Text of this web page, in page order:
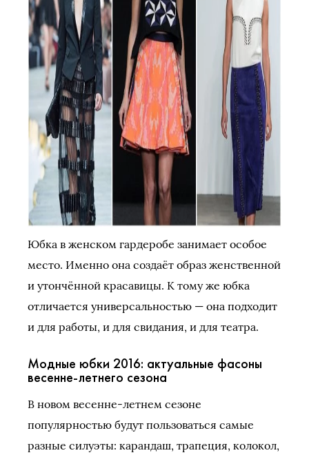
Юбка в женском гардеробе занимает особое
место. Именно она создаёт образ женственной
и утончённой красавицы. К тому же юбка
отличается универсальностью — она подходит
и для работы, и для свидания, и для театра.
Модные юбки 2016: актуальные фасоны
весенне-летнего сезона
В новом весенне-летнем сезоне
популярностью будут пользоваться самые
разные силуэты: карандаш, трапеция, колокол,